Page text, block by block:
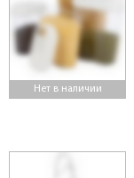
Нет в наличии